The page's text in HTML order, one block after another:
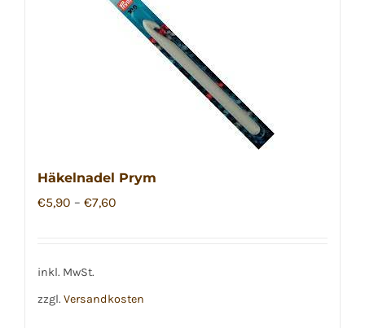
Häkelnadel Prym
€5,90 – €7,60
inkl. MwSt.
zzgl. Versandkosten